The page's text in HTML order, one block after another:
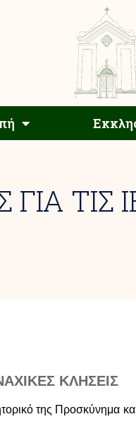
Αρχιεπισκοπή
ΤΙΣ
ΚΛΗΣΕΙΣ
της Προσκύνημα και